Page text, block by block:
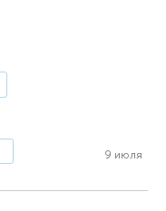
9 июля